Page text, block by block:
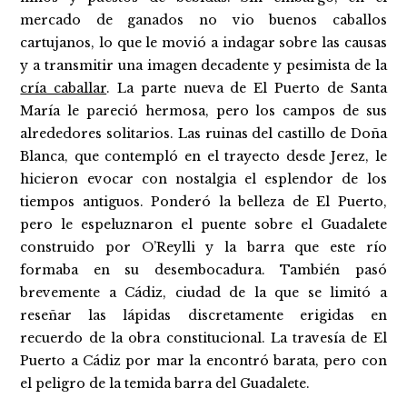
mercado de ganados no vio buenos caballos
cartujanos, lo que le movió a indagar sobre las causas
y a transmitir una imagen decadente y pesimista de la
cría caballar. La parte nueva de El Puerto de Santa
María le pareció hermosa, pero los campos de sus
alrededores solitarios. Las ruinas del castillo de Doña
Blanca, que contempló en el trayecto desde Jerez, le
hicieron evocar con nostalgia el esplendor de los
tiempos antiguos. Ponderó la belleza de El Puerto,
pero le espeluznaron el puente sobre el Guadalete
construido por O’Reylli y la barra que este río
formaba en su desembocadura. También pasó
brevemente a Cádiz, ciudad de la que se limitó a
reseñar las lápidas discretamente erigidas en
recuerdo de la obra constitucional. La travesía de El
Puerto a Cádiz por mar la encontró barata, pero con
el peligro de la temida barra del Guadalete.